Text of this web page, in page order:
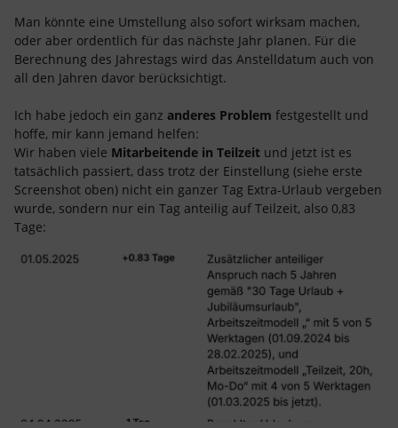
Man könnte eine Umstellung also sofort wirksam machen,
oder aber ordentlich für das nächste Jahr planen. Für die
Berechnung des Jahrestags wird das Anstelldatum auch von
all den Jahren davor berücksichtigt. ​​​​​​
Ich habe jedoch ein ganz anderes Problem festgestellt und
hoffe, mir kann jemand helfen:
Wir haben viele Mitarbeitende in Teilzeit und jetzt ist es
tatsächlich passiert, dass trotz der Einstellung (siehe erste
Screenshot oben) nicht ein ganzer Tag Extra-Urlaub vergeben
wurde, sondern nur ein Tag anteilig auf Teilzeit, also 0,83
Tage: